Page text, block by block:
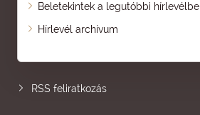
Beletekintek a legutóbbi hírlevélbe
Hírlevél archívum
Oldaltérkép
RSS feliratkozás